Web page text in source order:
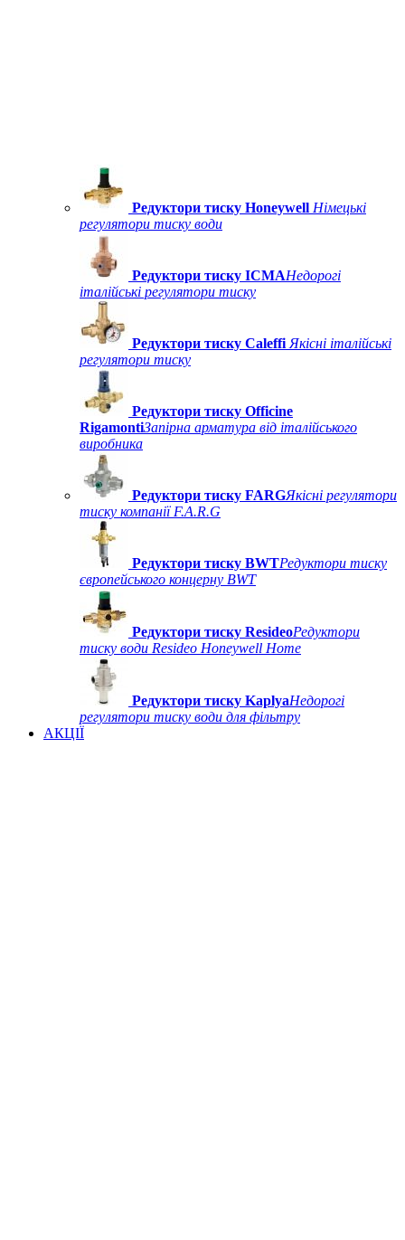
Редуктори тиску Honeywell Німецькі
регулятори тиску води
Редуктори тиску ICMAНедорогі
італійські регулятори тиску
Редуктори тиску Caleffi Якісні італійські
регулятори тиску
Редуктори тиску Officine
RigamontiЗапірна арматура від італійського
виробника
Редуктори тиску FARGЯкісні регулятори
тиску компанії F.A.R.G
Редуктори тиску BWTРедуктори тиску
європейського концерну BWT
Редуктори тиску ResideoРедуктори
тиску води Resideo Honeywell Home
Редуктори тиску KaplyaНедорогі
регулятори тиску води для фільтру
АКЦІЇ